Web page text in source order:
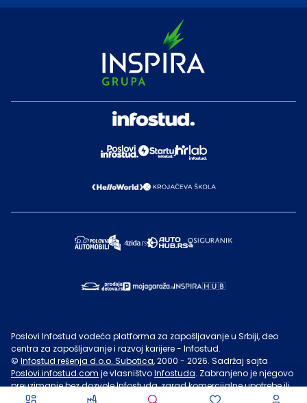
Poslovi Infostud vodeća platforma za zapošljavanje u Srbiji, deo
centra za zapošljavanje i razvoj karijere - Infostud.
© Infostud rešenja d.o.o. Subotica, 2000 - 2026. Sadržaj sajta
Poslovi.infostud.com je vlasništvoInfostuda. Zabranjeno je njegovo
preuzimanje bez dozvoleInfostuda, zarad komercijalne upotrebe ili
u druge svrhe, osim za lične potrebe posetilaca sajta.